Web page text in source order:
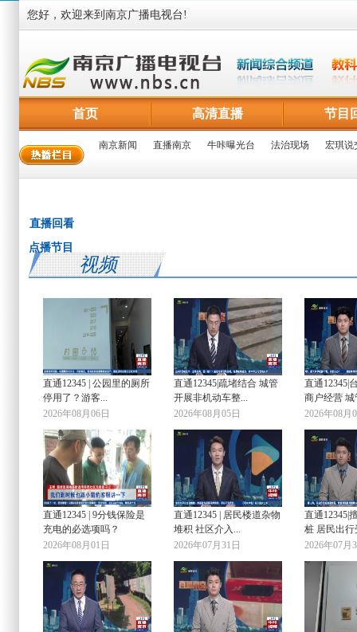
您好，欢迎来到南京广播电视台!
首页 高清直播 节目
南京新闻 直播南京 牛咔曝光台 法治现场 宏琪说
直播回看
点播节目
视频
直通12345 | 公园里的厕所
停用了？游客...
2026年08月06日
直通12345|疏堵结合 城管
开展非机动车整...
2026年08月05日
直通12345|
商户经营 城
2026年08月
直通12345 | 9分钱保险是
充电的必选项吗？
2026年08月01日
直通12345 | 居民楼道杂物
堆积 社区介入...
2026年07月31日
直通12345|
桩 居民出行
2026年07月